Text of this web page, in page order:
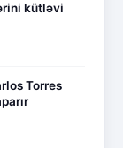
kütləvi
Torres